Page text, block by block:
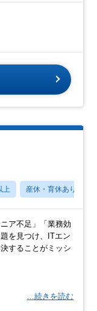
上 産休・育休あり
ア不足」「業務効
を見つけ、ITエン
することがミッシ
…続きを読む